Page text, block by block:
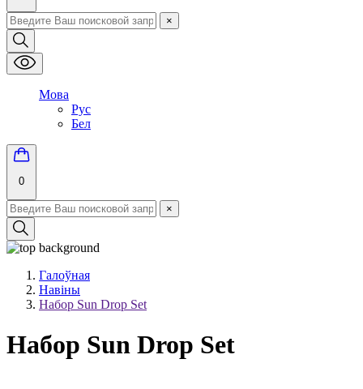
×
Мова
Рус
Бел
0
×
Галоўная
Навіны
Набор Sun Drop Set
Набор Sun Drop Set